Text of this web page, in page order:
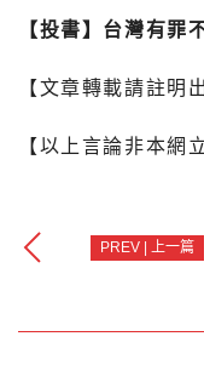
【投書】台灣有罪
【文章轉載請註明
【以上言論非本網
PREV | 上一篇